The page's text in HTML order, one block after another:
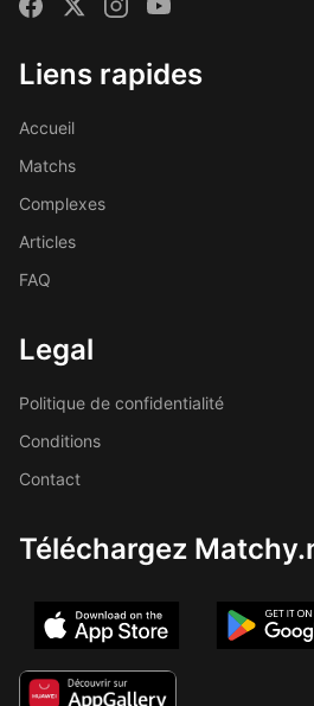
Liens rapides
Accueil
Matchs
Complexes
Articles
FAQ
Legal
Politique de confidentialité
Conditions
Contact
Téléchargez